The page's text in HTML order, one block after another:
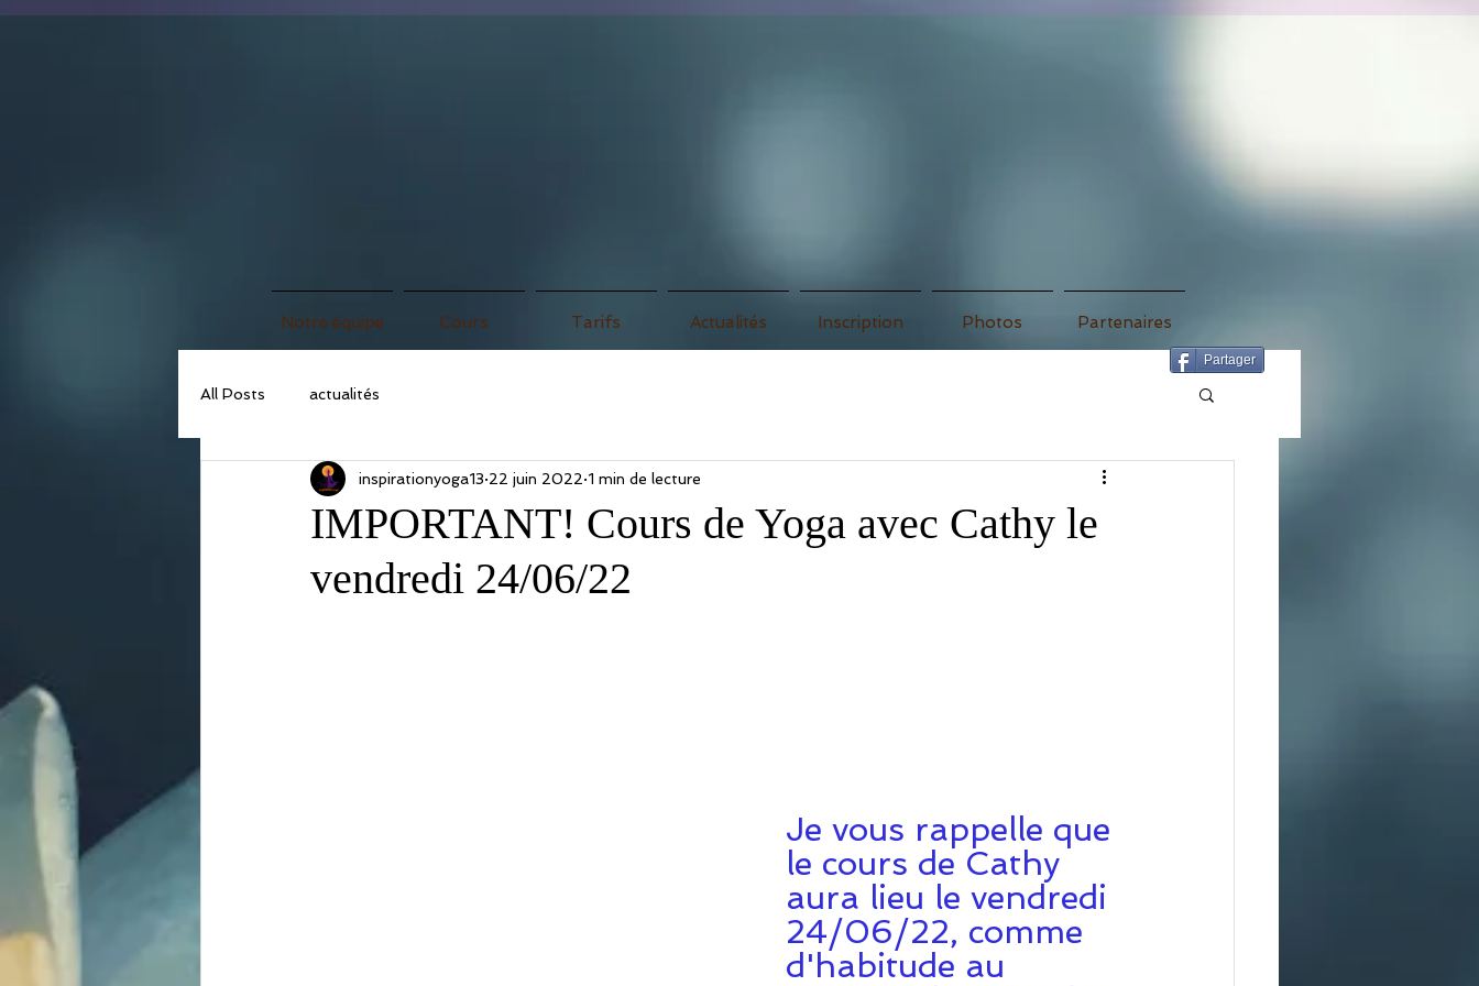
Notre équipe Cours Tarifs Actualités Inscription Photos Partenaires
Partager
All Posts actualités
IMPORTANT! Cours de Yoga avec Cathy le
vendredi 24/06/22
inspirationyoga13 22 juin 2022 1 min de lecture
Je vous rappelle que
le cours de Cathy
aura lieu le vendredi
24/06/22, comme
d'habitude au